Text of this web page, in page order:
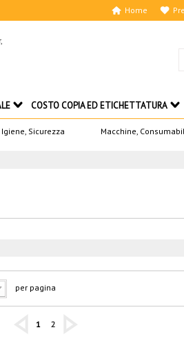
Home
Igiene, Sicurezza Macchine,
COSTO COPIA ED ETICHETTATURA
per pagina
1 2